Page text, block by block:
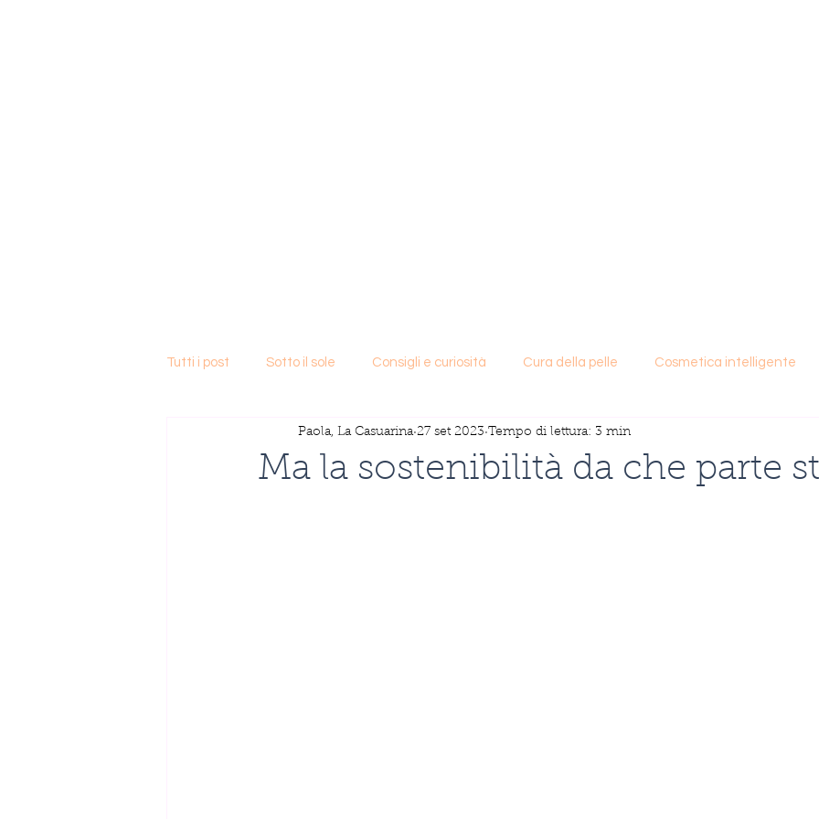
Tutti i post Sotto il sole Consigli e curiosità Cura della pelle Cosmetica intelligente
Ma la sostenibilità da che parte
Paola, La Casuarina 27 set 2023 Tempo di lettura: 3 min